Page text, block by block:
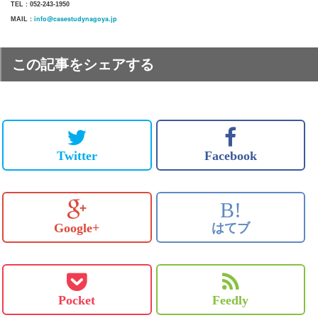
TEL : 052-243-1950
MAIL : info@casestudynagoya.jp
この記事をシェアする
Twitter Facebook
Google+
B!
はてブ
Pocket Feedly